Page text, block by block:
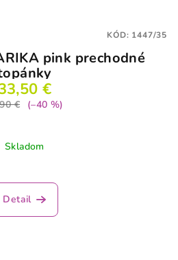
pink prechodné
€
€
(–40 %)
Skladom
Detail
KÓD: 1447/35